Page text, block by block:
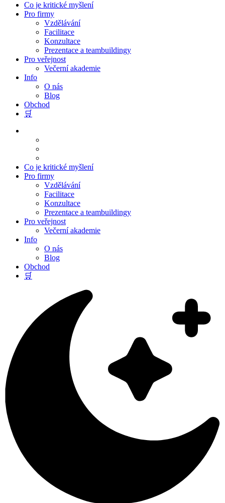
Co je kritické myšlení
Pro firmy
Vzdělávání
Facilitace
Konzultace
Prezentace a teambuildingy
Pro veřejnost
Večerní akademie
Info
O nás
Blog
Obchod
🛒
Co je kritické myšlení
Pro firmy
Vzdělávání
Facilitace
Konzultace
Prezentace a teambuildingy
Pro veřejnost
Večerní akademie
Info
O nás
Blog
Obchod
🛒